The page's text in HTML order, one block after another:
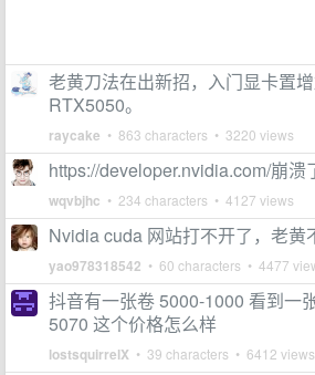
老黄刀法在出新招，入门显卡置
RTX5050。
raycake • 863 characters • 3220 views
https://developer.nvidia.com/崩溃
wqvbjhc • 234 characters • 4127 views
Nvidia cuda 网站打不开了，老黄
yao978318542 • 60 characters • 4477
抖音有一张卷 5000-1000 看到一
5070 这个价格怎么样
lostsquirrelX • 39 characters • 6412 views